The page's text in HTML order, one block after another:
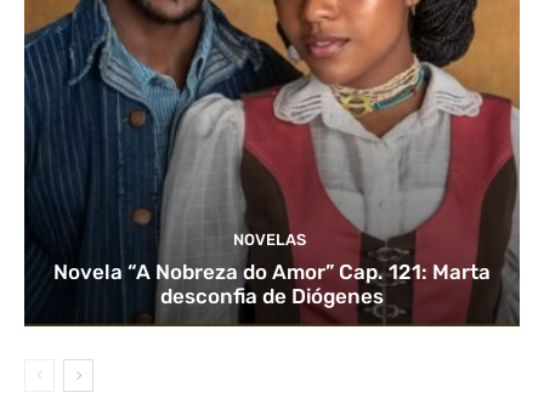
NOVELAS
Novela “A Nobreza do Amor” Cap. 121: Marta
desconfia de Diógenes